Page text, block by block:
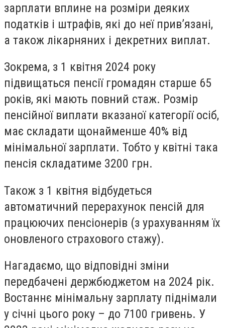
зарплати вплине на розміри деяких
податків і штрафів, які до неї прив’язані,
а також лікарняних і декретних виплат.
Зокрема, з 1 квітня 2024 року
підвищаться пенсії громадян старше 65
років, які мають повний стаж. Розмір
пенсійної виплати вказаної категорії осіб,
має складати щонайменше 40% від
мінімальної зарплати. Тобто у квітні така
пенсія складатиме 3200 грн.
Також з 1 квітня відбудеться
автоматичний перерахунок пенсій для
працюючих пенсіонерів (з урахуванням їх
оновленого страхового стажу).
Нагадаємо, що відповідні зміни
передбачені держбюджетом на 2024 рік.
Востаннє мінімальну зарплату піднімали
у січні цього року – до 7100 гривень. У